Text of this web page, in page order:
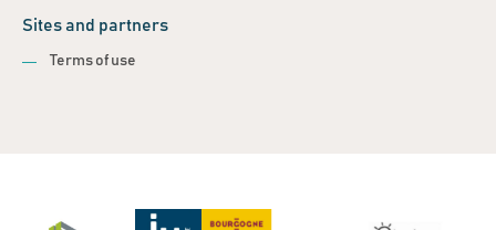
Sites and partners
Terms of use